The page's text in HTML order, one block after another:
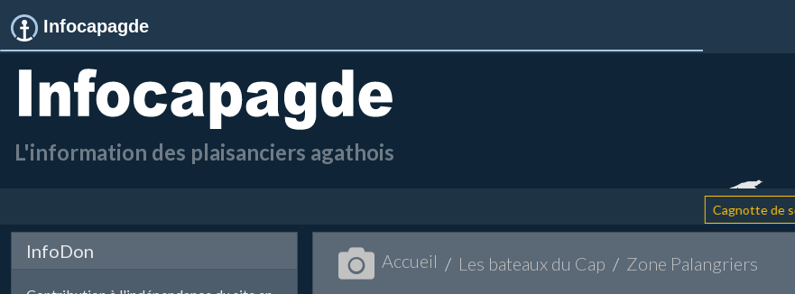
Infocapagde
L'information des plaisanciers agathois
Cagnotte de soutien
InfoDon Accueil Les bateaux du Cap Zone Palangriers